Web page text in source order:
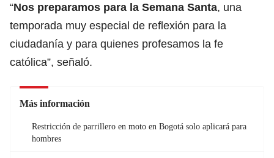
“Nos preparamos para la Semana Santa, una
temporada muy especial de reflexión para la
ciudadanía y para quienes profesamos la fe
católica”, señaló.
Más información
Restricción de parrillero en moto en Bogotá solo aplicará para
hombres